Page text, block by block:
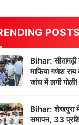
POSTS
Bihar: सीतामढ़ी
माफिया गणेश
जांघ में लगी गोली!
Bihar: शेखपुरा में
समापन, 33